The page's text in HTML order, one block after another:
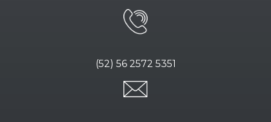
(52) 56 2572 5351